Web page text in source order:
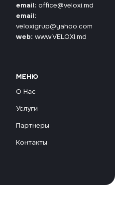
email: office@veloxi.md
email:
veloxigrup@yahoo.com
web: www.VELOXI.md
МЕНЮ
О Нас
Услуги
Партнеры
Контакты